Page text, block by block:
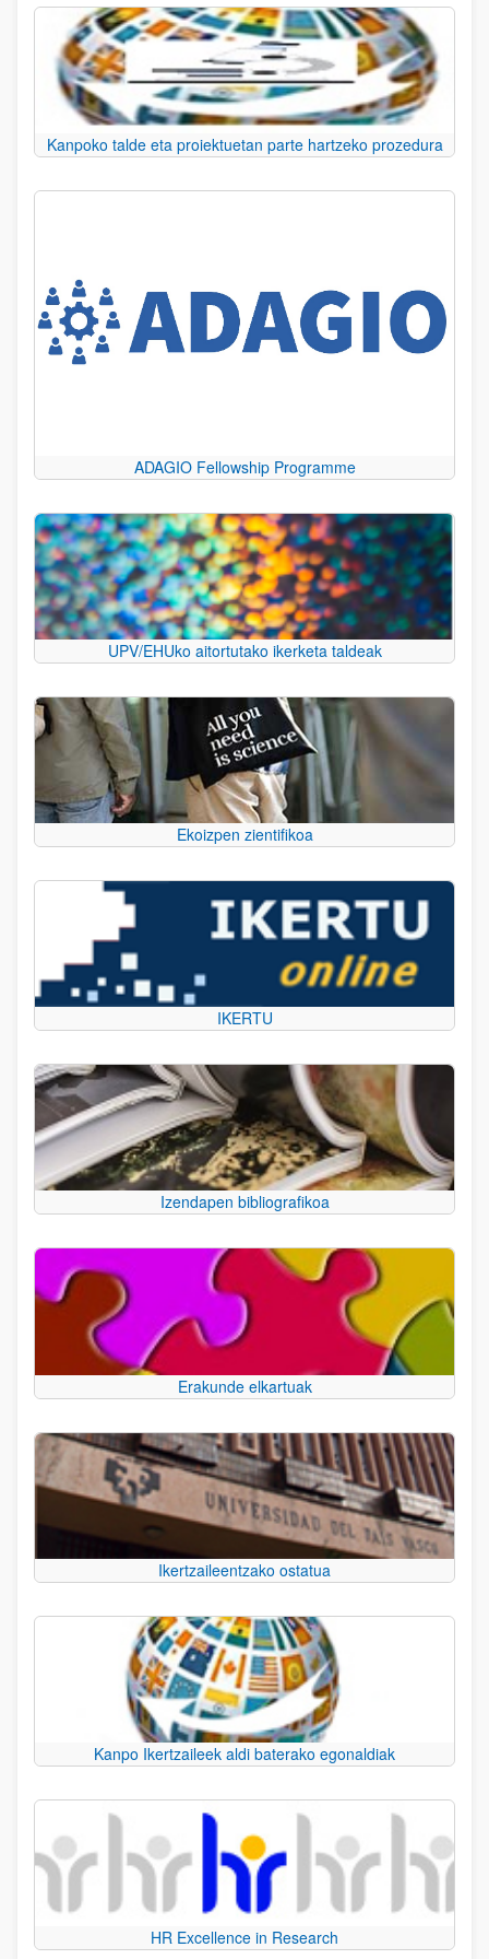
Kanpoko talde eta proiektuetan parte hartzeko prozedura
ADAGIO Fellowship Programme
UPV/EHUko aitortutako ikerketa taldeak
Ekoizpen zientifikoa
IKERTU
Izendapen bibliografikoa
Erakunde elkartuak
Ikertzaileentzako ostatua
Kanpo Ikertzaileek aldi baterako egonaldiak
HR Excellence in Research